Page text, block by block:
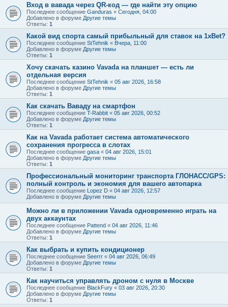
Вход в вавада через QR-код — где найти эту опцию
Последнее сообщение Ganduras « Сегодня, 04:00
Добавлено в форуме Другие темы
Ответы: 1
Какой вид спорта самый прибыльный для ставок на 1xBet?
Последнее сообщение StTehnik « Вчера, 11:00
Добавлено в форуме Другие темы
Ответы: 1
Хочу скачать казино Vavada на планшет — есть ли
отдельная версия
Последнее сообщение StTehnik « 05 авг 2026, 16:58
Добавлено в форуме Другие темы
Ответы: 1
Как скачать Ваваду на смартфон
Последнее сообщение T-Rabbit « 05 авг 2026, 00:52
Добавлено в форуме Другие темы
Ответы: 1
Как на Vavada работает система автоматического
сохранения прогресса в слотах
Последнее сообщение gasa « 04 авг 2026, 15:01
Добавлено в форуме Другие темы
Ответы: 1
Профессиональный мониторинг транспорта ГЛОНАСС/GPS:
полный контроль и экономия для вашего автопарка
Последнее сообщение Lopez D « 04 авг 2026, 12:57
Добавлено в форуме Другие темы
Можно ли в приложении Vavada одновременно играть на
двух аккаунтах
Последнее сообщение Pattend « 04 авг 2026, 11:46
Добавлено в форуме Другие темы
Ответы: 1
Как выбрать и купить кондиционер
Последнее сообщение Seerrr « 04 авг 2026, 06:49
Добавлено в форуме Другие темы
Ответы: 1
Как научиться управлять дроном с нуля в Москве
Последнее сообщение BlackFury « 03 авг 2026, 20:30
Добавлено в форуме Другие темы
Ответы: 1